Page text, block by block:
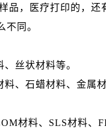
品，医疗打印的，还
同。
丝状材料等。
、石蜡材料、金属
材料、SLS材料、